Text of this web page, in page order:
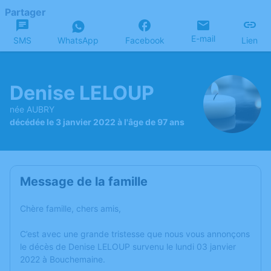
Partager
SMS WhatsApp Facebook E-mail Lien
Denise LELOUP
née AUBRY
décédée le 3 janvier 2022 à l'âge de 97 ans
Message de la famille
Chère famille, chers amis,
C’est avec une grande tristesse que nous vous annonçons
le décès de Denise LELOUP survenu le lundi 03 janvier
2022 à Bouchemaine.